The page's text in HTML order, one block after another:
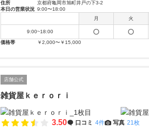
住所
京都府亀岡市旭町井戸の下3-2
本日の営業状況 9:00〜18:00
月
火
9:00~18:00
価格帯
￥2,000〜￥15,000
店舗公式
雑貨屋ｋｅｒｏｒｉ
3.50 口コミ 4件 写真 21枚